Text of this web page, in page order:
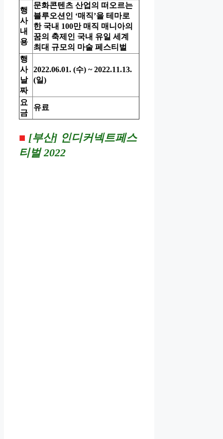
행
사
내
용
문화콘텐츠 산업의 떠오르는
블루오션인 ‘매직’을 테마로
한 국내 100만 매직 매니아의
꿈의 축제인 국내 유일 세계
최대 규모의 마술 페스티벌
행
사
날
짜
2022.06.01. (수) ~ 2022.11.13.
(일)
요
금
유료
■ [부산] 인디커넥트페스
티벌 2022